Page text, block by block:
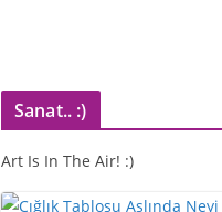
Sanat.. :)
Art Is In The Air! :)